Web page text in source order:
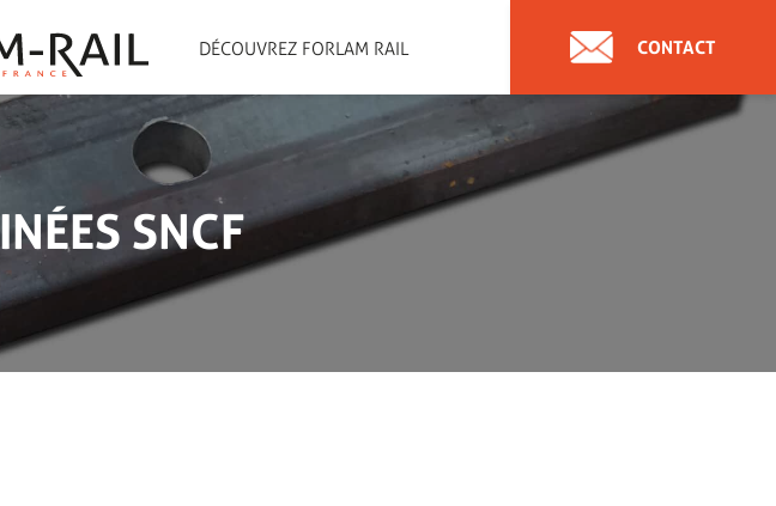
DÉCOUVREZ FORLAM RAIL CONTACT
SNCF